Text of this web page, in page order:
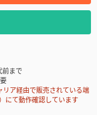
まで
ア経由で販売されている端
にて動作確認しています